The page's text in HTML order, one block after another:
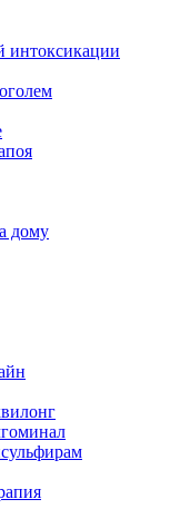
интоксикации
дому